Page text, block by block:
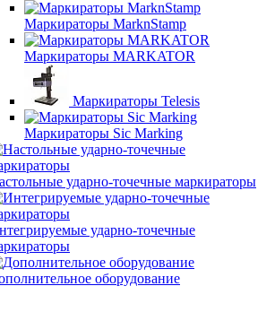
Маркираторы MarknStamp
Маркираторы MARKATOR
Маркираторы Telesis
Маркираторы Sic Marking
ударно-точечные маркираторы
ударно-точечные
оборудование